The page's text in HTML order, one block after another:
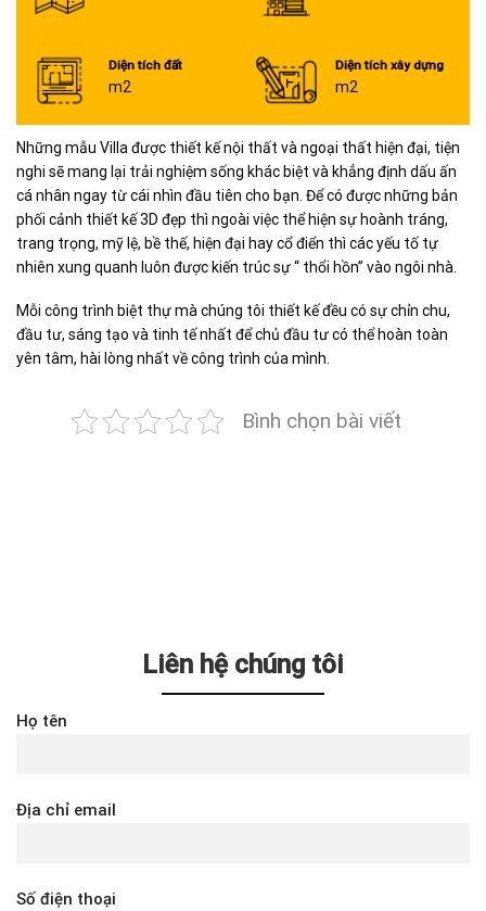
Diện tích đất
m2
Diện tích xây dựng
m2
Những mẫu Villa được thiết kế nội thất và ngoại thất hiện đại, tiện
nghi sẽ mang lại trải nghiệm sống khác biệt và khẳng định dấu ấn
cá nhân ngay từ cái nhìn đầu tiên cho bạn. Để có được những bản
phối cảnh thiết kế 3D đẹp thì ngoài việc thể hiện sự hoành tráng,
trang trọng, mỹ lệ, bề thế, hiện đại hay cổ điển thì các yếu tố tự
nhiên xung quanh luôn được kiến trúc sự “ thổi hồn” vào ngôi nhà.
Mỗi công trình biệt thự mà chúng tôi thiết kế đều có sự chỉn chu,
đầu tư, sáng tạo và tinh tế nhất để chủ đầu tư có thể hoàn toàn
yên tâm, hài lòng nhất về công trình của mình.
Bình chọn bài viết
Liên hệ chúng tôi
Họ tên
Địa chỉ email
Số điện thoại